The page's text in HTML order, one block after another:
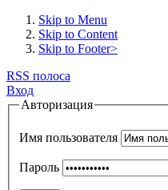
Skip to Menu
Skip to Content
Skip to Footer>
RSS полоса
Вход
Авторизация
Имя пользователя
Пароль